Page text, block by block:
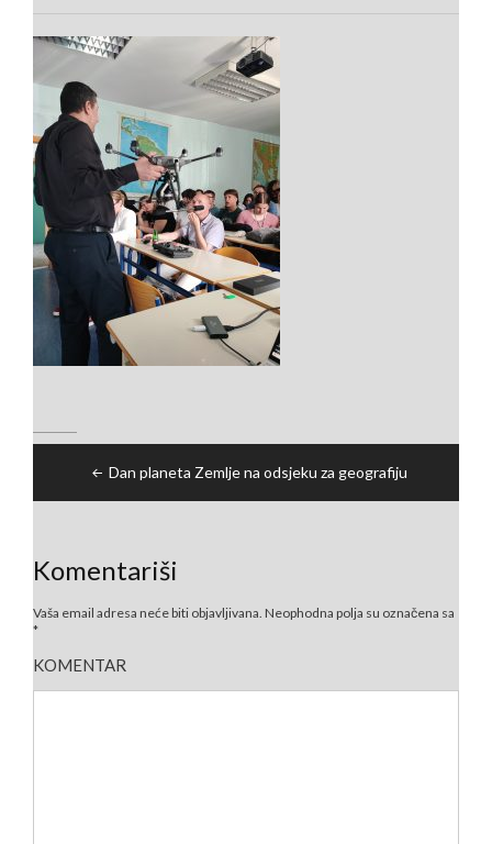
članakaDan planeta Zemlje na odsjeku za geografiju
Komentariši
Vaša email adresa neće biti objavljivana. Neophodna polja su označena sa
*
KOMENTAR